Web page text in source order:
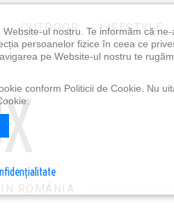
OUTDOOR LIFESTYLE
ROMÂNIA
ul nostru. Te informăm că
persoanelor fizice în ceea ce
pe Website-ul nostru te
conform Politicii de Cookie. Nu